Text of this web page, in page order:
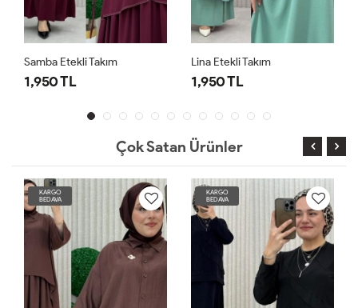
Samba Etekli Takım
1,950 TL
Lina Etekli Takım
1,950 TL
Çok Satan Ürünler
KARGO
BEDAVA
KARGO
BEDAVA